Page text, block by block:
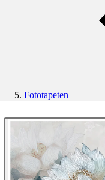
Fototapeten